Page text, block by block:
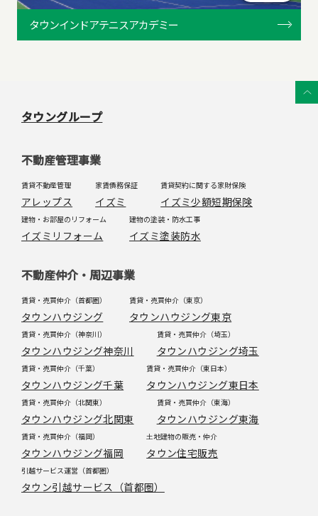
タウンインドアテニスアカデミー
タウングループ
不動産管理事業
賃貸不動産管理
アレップス
家賃債務保証
イズミ
賃貸契約に関する家財保険
イズミ少額短期保険
建物・お部屋のリフォーム
イズミリフォーム
建物の塗装・防水工事
イズミ塗装防水
不動産仲介・周辺事業
賃貸・売買仲介（首都圏）
タウンハウジング
賃貸・売買仲介（東京）
タウンハウジング東京
賃貸・売買仲介（神奈川）
タウンハウジング神奈川
賃貸・売買仲介（埼玉）
タウンハウジング埼玉
賃貸・売買仲介（千葉）
タウンハウジング千葉
賃貸・売買仲介（東日本）
タウンハウジング東日本
賃貸・売買仲介（北関東）
タウンハウジング北関東
賃貸・売買仲介（東海）
タウンハウジング東海
賃貸・売買仲介（福岡）
タウンハウジング福岡
土地建物の販売・仲介
タウン住宅販売
引越サービス運営（首都圏）
タウン引越サービス（首都圏）